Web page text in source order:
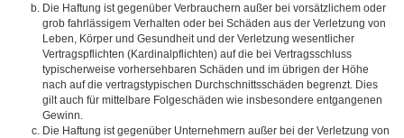
Die Haftung ist gegenüber Verbrauchern außer bei vorsätzlichem oder
grob fahrlässigem Verhalten oder bei Schäden aus der Verletzung von
Leben, Körper und Gesundheit und der Verletzung wesentlicher
Vertragspflichten (Kardinalpflichten) auf die bei Vertragsschluss
typischerweise vorhersehbaren Schäden und im übrigen der Höhe
nach auf die vertragstypischen Durchschnittsschäden begrenzt. Dies
gilt auch für mittelbare Folgeschäden wie insbesondere entgangenen
Gewinn.
Die Haftung ist gegenüber Unternehmern außer bei der Verletzung von